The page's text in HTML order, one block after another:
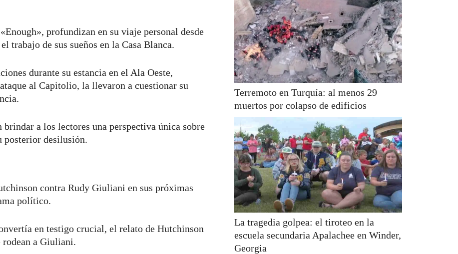
profundizan en su viaje personal desde
trabajo de sus sueños en la Casa Blanca.
durante su estancia en el Ala Oeste,
al Capitolio, la llevaron a cuestionar su
a los lectores una perspectiva única sobre
posterior desilusión.
contra Rudy Giuliani en sus próximas
político.
en testigo crucial, el relato de Hutchinson
rodean a Giuliani.
Terremoto en Turquía: al menos 29
muertos por colapso de edificios
La tragedia golpea: el tiroteo en la
escuela secundaria Apalachee en Winder,
Georgia